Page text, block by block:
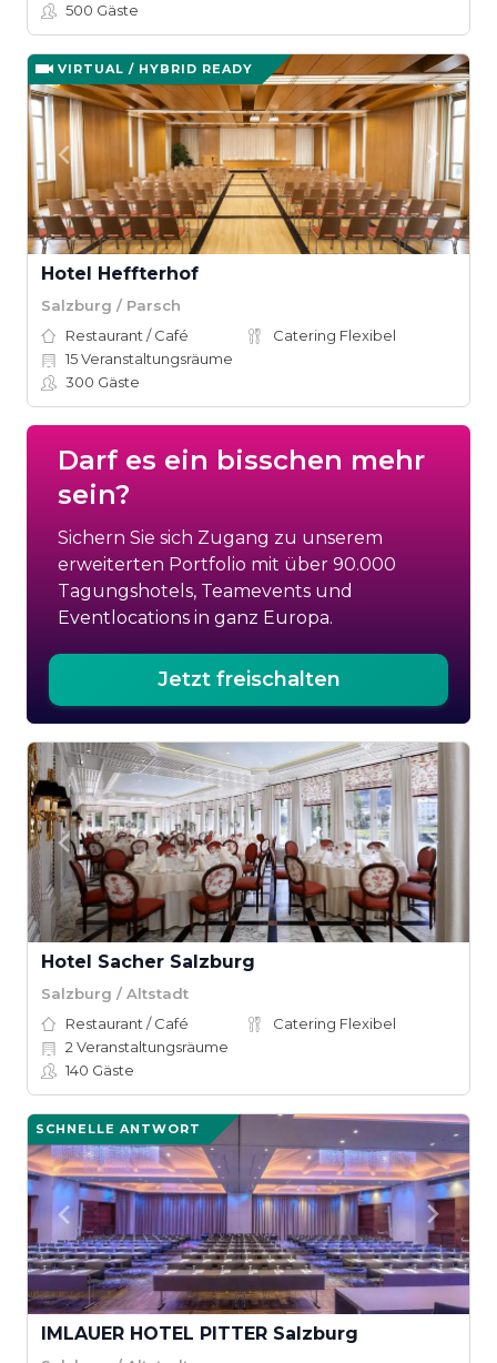
500 Gäste
VIRTUAL / HYBRID READY
Hotel Heffterhof
Salzburg / Parsch
Restaurant / Café
Catering Flexibel
15Veranstaltungsräume
300 Gäste
Darf es ein bisschen mehr
sein?
Sichern Sie sich Zugang zu unserem
erweiterten Portfolio mit über 90.000
Tagungshotels, Teamevents und
Eventlocations in ganz Europa.
Jetzt freischalten
Hotel Sacher Salzburg
Salzburg / Altstadt
Restaurant / Café
Catering Flexibel
2 Veranstaltungsräume
140 Gäste
SCHNELLE ANTWORT
IMLAUER HOTEL PITTER Salzburg